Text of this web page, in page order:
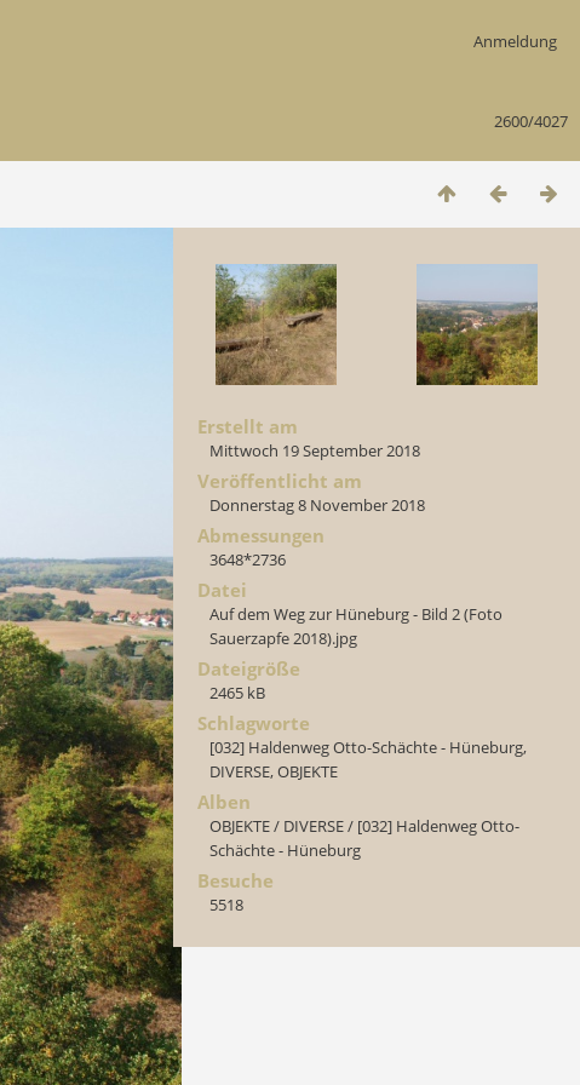
Anmeldung
2600/4027
Erstellt am
Mittwoch 19 September 2018
Veröffentlicht am
Donnerstag 8 November 2018
Abmessungen
3648*2736
Datei
Auf dem Weg zur Hüneburg - Bild 2 (Foto
Sauerzapfe 2018).jpg
Dateigröße
2465 kB
Schlagworte
[032] Haldenweg Otto-Schächte - Hüneburg,
DIVERSE,OBJEKTE
Alben
OBJEKTE/ DIVERSE/ [032] Haldenweg Otto-
Schächte - Hüneburg
Besuche
5518